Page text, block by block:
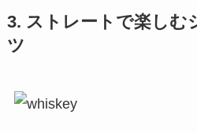
3. ストレートで楽しむ
ツ